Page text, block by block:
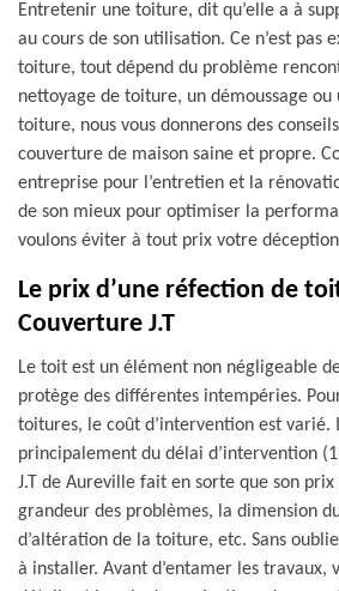
Entretenir une toiture, dit qu’elle a à
au cours de son utilisation. Ce n’est pas
toiture, tout dépend du problème
nettoyage de toiture, un démoussage ou
toiture, nous vous donnerons des
couverture de maison saine et propre.
entreprise pour l’entretien et la
de son mieux pour optimiser la
voulons éviter à tout prix votre
Le prix d’une réfection de
Couverture J.T
Le toit est un élément non négligeable
protège des différentes intempéries.
toitures, le coût d’intervention est varié.
principalement du délai d’intervention
J.T de Aureville fait en sorte que son
grandeur des problèmes, la dimension
d’altération de la toiture, etc. Sans
à installer. Avant d’entamer les travaux,